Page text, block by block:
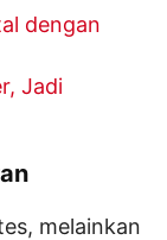
dengan
Jadi
melainkan